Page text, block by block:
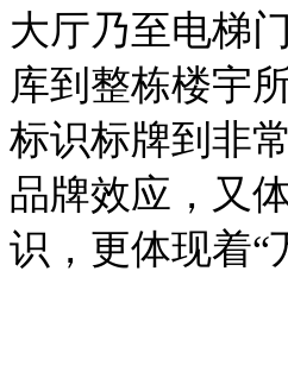
大厅乃至电梯
库到整栋楼宇
标识标牌到非
品牌效应，又
识，更体现着“